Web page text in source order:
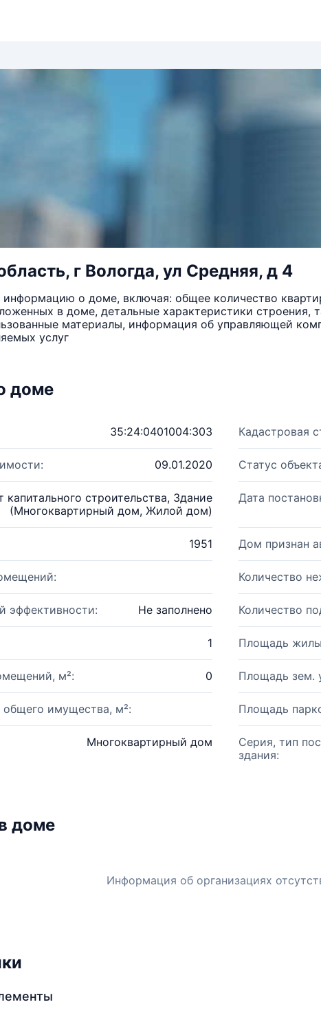
г Вологда, ул Средняя, д 4
о доме, включая: общее количество
в доме, детальные характеристики строения,
материалы, информация об управляющей
услуг
доме
35:24:0401004:303 Кадастровая
09.01.2020 Статус
капитального строительства, Здание
(Многоквартирный дом, Жилой дом)
Дата
1951 Дом признан
Количество
эффективности: Не заполнено Количество
1 Площадь
м²: 0 Площадь зем.
имущества, м²: Площадь
Многоквартирный дом
Серия, тип
здания:
доме
Информация об организациях